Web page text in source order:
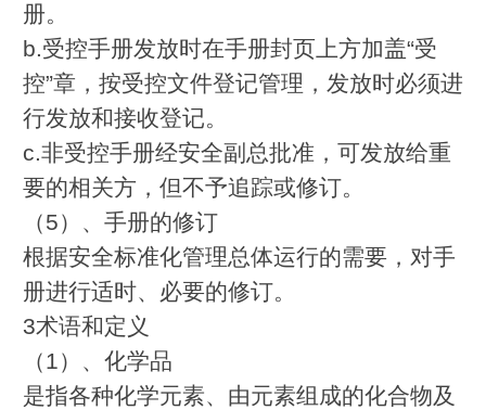
册。
b.受控手册发放时在手册封页上方加盖“受
控”章，按受控文件登记管理，发放时必须进
行发放和接收登记。
c.非受控手册经安全副总批准，可发放给重
要的相关方，但不予追踪或修订。
（5）、手册的修订
根据安全标准化管理总体运行的需要，对手
册进行适时、必要的修订。
3术语和定义
（1）、化学品
是指各种化学元素、由元素组成的化合物及